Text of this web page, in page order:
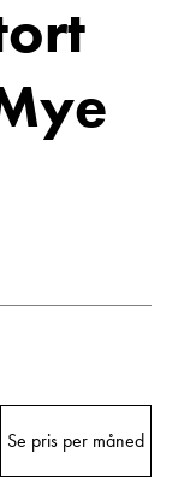
Se pris per måned